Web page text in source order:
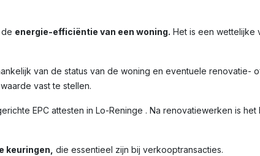
energie-efficiëntie van een woning. Het is een wettelijke
van de status van de woning en eventuele renovatie-
vast te stellen.
EPC attesten in Lo-Reninge . Na renovatiewerken is het
keuringen, die essentieel zijn bij verkooptransacties.